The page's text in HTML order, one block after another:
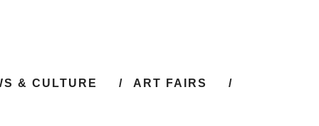
& CULTURE ART FAIRS